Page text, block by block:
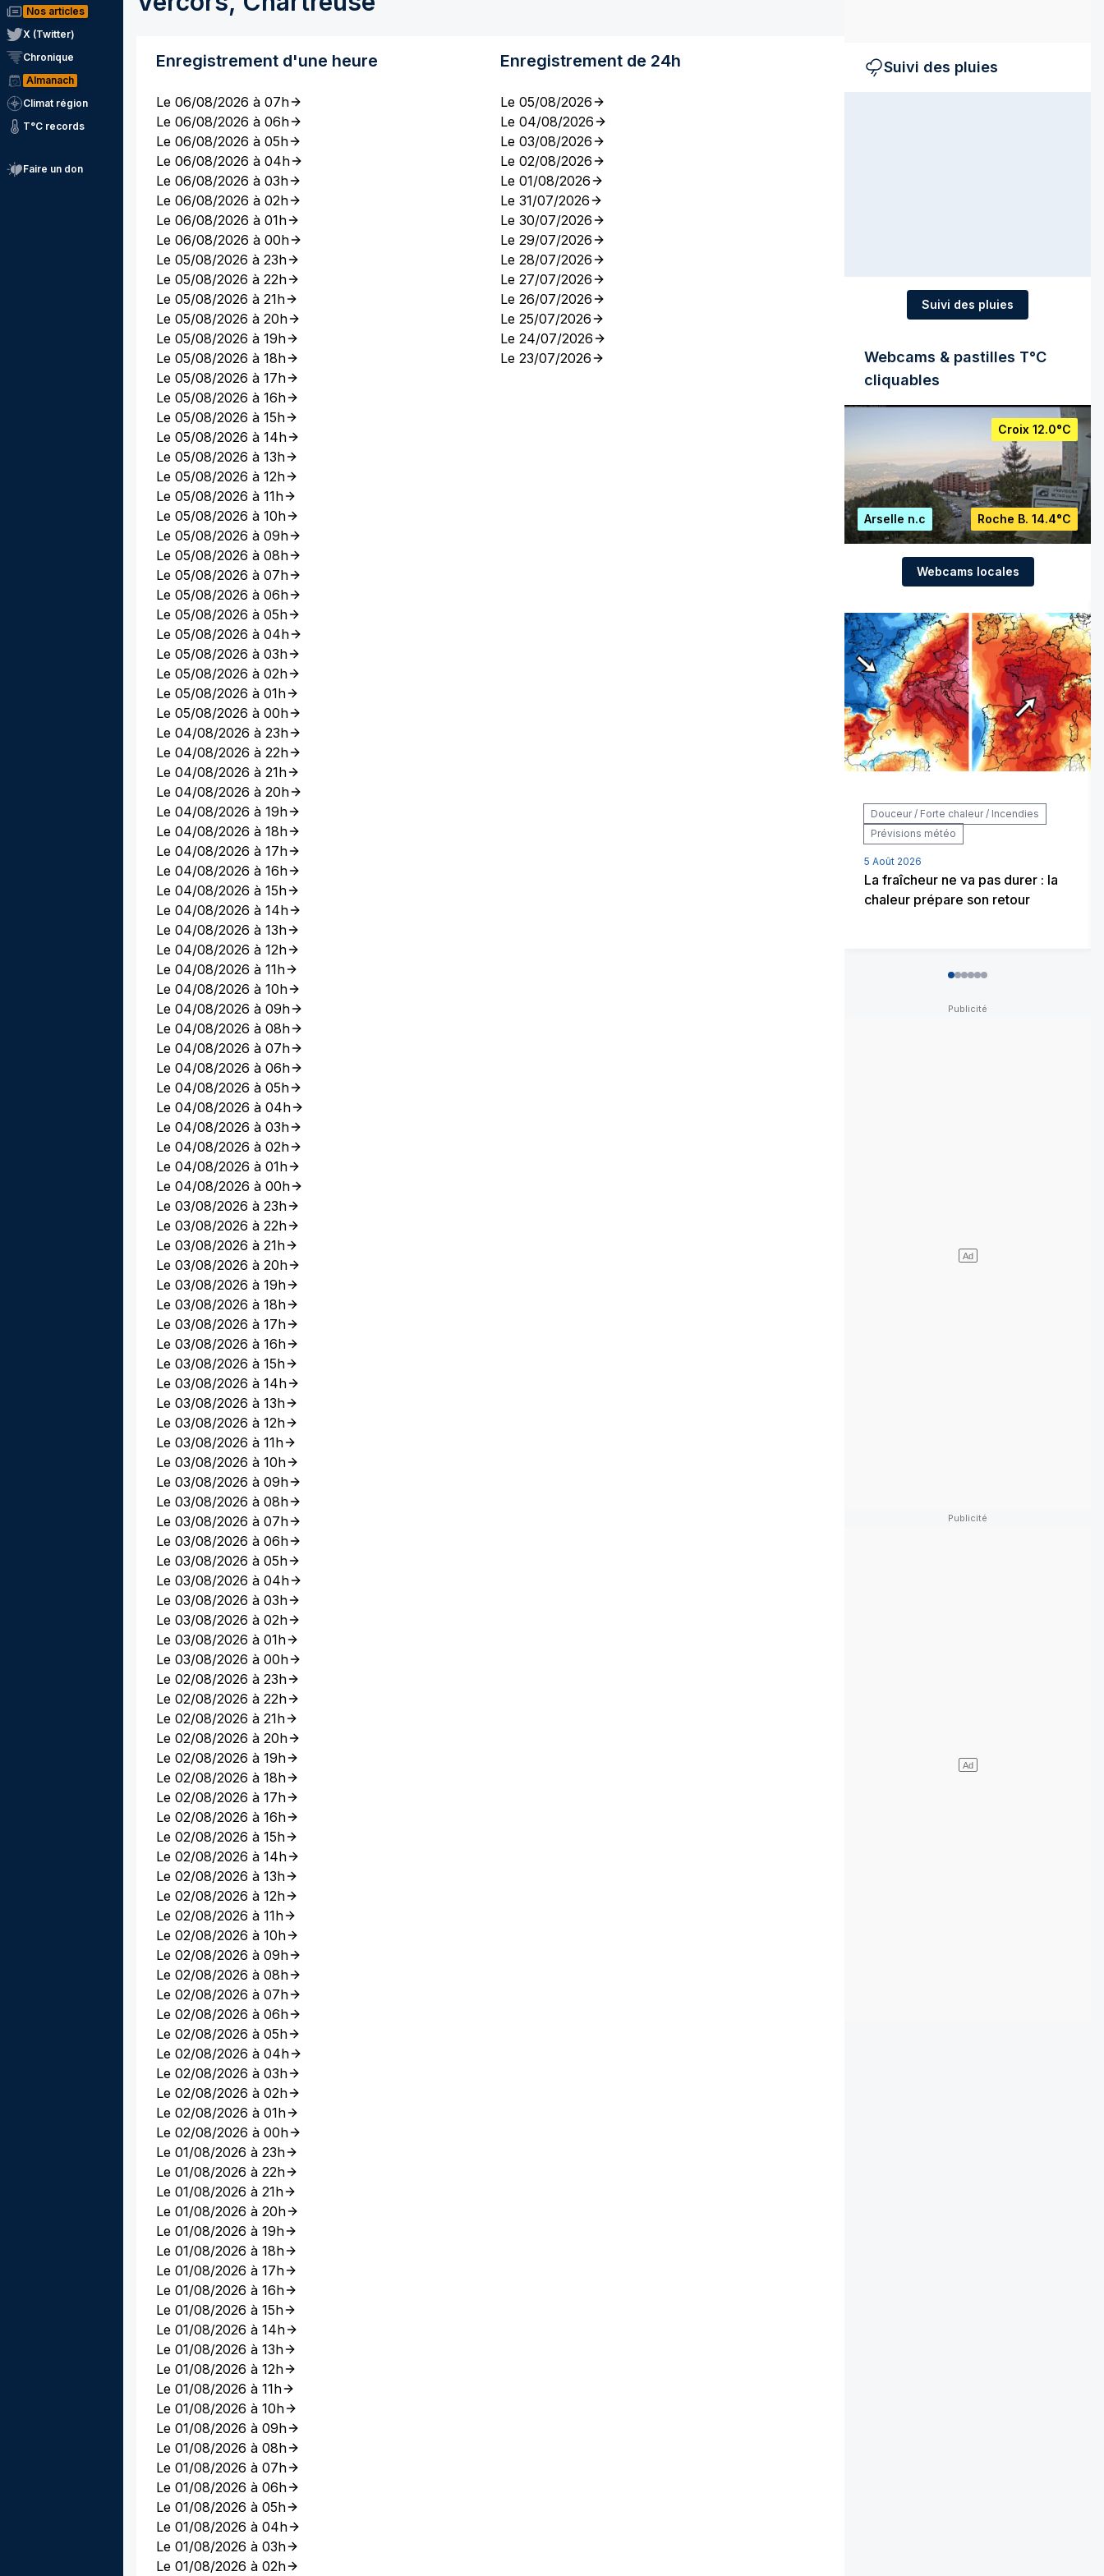
Nos articles
X (Twitter)
Chronique
Almanach
Climat région
T°C records
Faire un don
Enregistrement d'une heure
Le 06/08/2026 à 07h
Le 06/08/2026 à 06h
Le 06/08/2026 à 05h
Le 06/08/2026 à 04h
Le 06/08/2026 à 03h
Le 06/08/2026 à 02h
Le 06/08/2026 à 01h
Le 06/08/2026 à 00h
Le 05/08/2026 à 23h
Le 05/08/2026 à 22h
Le 05/08/2026 à 21h
Le 05/08/2026 à 20h
Le 05/08/2026 à 19h
Le 05/08/2026 à 18h
Le 05/08/2026 à 17h
Le 05/08/2026 à 16h
Le 05/08/2026 à 15h
Le 05/08/2026 à 14h
Le 05/08/2026 à 13h
Le 05/08/2026 à 12h
Le 05/08/2026 à 11h
Le 05/08/2026 à 10h
Le 05/08/2026 à 09h
Le 05/08/2026 à 08h
Le 05/08/2026 à 07h
Le 05/08/2026 à 06h
Le 05/08/2026 à 05h
Le 05/08/2026 à 04h
Le 05/08/2026 à 03h
Le 05/08/2026 à 02h
Le 05/08/2026 à 01h
Le 05/08/2026 à 00h
Le 04/08/2026 à 23h
Le 04/08/2026 à 22h
Le 04/08/2026 à 21h
Le 04/08/2026 à 20h
Le 04/08/2026 à 19h
Le 04/08/2026 à 18h
Le 04/08/2026 à 17h
Le 04/08/2026 à 16h
Le 04/08/2026 à 15h
Le 04/08/2026 à 14h
Le 04/08/2026 à 13h
Le 04/08/2026 à 12h
Le 04/08/2026 à 11h
Le 04/08/2026 à 10h
Le 04/08/2026 à 09h
Le 04/08/2026 à 08h
Le 04/08/2026 à 07h
Le 04/08/2026 à 06h
Le 04/08/2026 à 05h
Le 04/08/2026 à 04h
Le 04/08/2026 à 03h
Le 04/08/2026 à 02h
Le 04/08/2026 à 01h
Le 04/08/2026 à 00h
Le 03/08/2026 à 23h
Le 03/08/2026 à 22h
Le 03/08/2026 à 21h
Le 03/08/2026 à 20h
Le 03/08/2026 à 19h
Le 03/08/2026 à 18h
Le 03/08/2026 à 17h
Le 03/08/2026 à 16h
Le 03/08/2026 à 15h
Le 03/08/2026 à 14h
Le 03/08/2026 à 13h
Le 03/08/2026 à 12h
Le 03/08/2026 à 11h
Le 03/08/2026 à 10h
Le 03/08/2026 à 09h
Le 03/08/2026 à 08h
Le 03/08/2026 à 07h
Le 03/08/2026 à 06h
Le 03/08/2026 à 05h
Le 03/08/2026 à 04h
Le 03/08/2026 à 03h
Le 03/08/2026 à 02h
Le 03/08/2026 à 01h
Le 03/08/2026 à 00h
Le 02/08/2026 à 23h
Le 02/08/2026 à 22h
Le 02/08/2026 à 21h
Le 02/08/2026 à 20h
Le 02/08/2026 à 19h
Le 02/08/2026 à 18h
Le 02/08/2026 à 17h
Le 02/08/2026 à 16h
Le 02/08/2026 à 15h
Le 02/08/2026 à 14h
Le 02/08/2026 à 13h
Le 02/08/2026 à 12h
Le 02/08/2026 à 11h
Le 02/08/2026 à 10h
Le 02/08/2026 à 09h
Le 02/08/2026 à 08h
Le 02/08/2026 à 07h
Le 02/08/2026 à 06h
Le 02/08/2026 à 05h
Le 02/08/2026 à 04h
Le 02/08/2026 à 03h
Le 02/08/2026 à 02h
Le 02/08/2026 à 01h
Le 02/08/2026 à 00h
Le 01/08/2026 à 23h
Le 01/08/2026 à 22h
Le 01/08/2026 à 21h
Le 01/08/2026 à 20h
Le 01/08/2026 à 19h
Le 01/08/2026 à 18h
Le 01/08/2026 à 17h
Le 01/08/2026 à 16h
Le 01/08/2026 à 15h
Le 01/08/2026 à 14h
Le 01/08/2026 à 13h
Le 01/08/2026 à 12h
Le 01/08/2026 à 11h
Le 01/08/2026 à 10h
Le 01/08/2026 à 09h
Le 01/08/2026 à 08h
Le 01/08/2026 à 07h
Le 01/08/2026 à 06h
Le 01/08/2026 à 05h
Le 01/08/2026 à 04h
Le 01/08/2026 à 03h
Le 01/08/2026 à 02h
Enregistrement de 24h
Le 05/08/2026
Le 04/08/2026
Le 03/08/2026
Le 02/08/2026
Le 01/08/2026
Le 31/07/2026
Le 30/07/2026
Le 29/07/2026
Le 28/07/2026
Le 27/07/2026
Le 26/07/2026
Le 25/07/2026
Le 24/07/2026
Le 23/07/2026
Suivi des pluies
Suivi des pluies
Webcams & pastilles T°C
cliquables
Croix 12.0°C
Arselle n.c Roche B. 14.4°C
Webcams locales
Douceur / Forte chaleur / Incendies
Prévisions météo
5 Août 2026
La fraîcheur ne va pas durer : la
chaleur prépare son retour
012345